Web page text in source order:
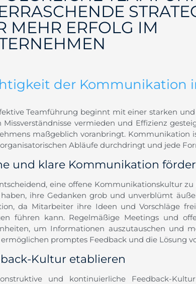
MEHR ERFOLG IM
der Kommunikation
Teamführung beginnt mit einer starken
Missverständnisse vermieden und Effizienz
maßgeblich voranbringt. Kommunikation
Abläufe durchdringt und jede
und klare Kommunikation
eine offene Kommunikationskultur
ihre Gedanken grob und unverblümt
da Mitarbeiter ihre Ideen und Vorschläge
führen kann. Regelmäßige Meetings und
um Informationen auszutauschen und
promptes Feedback und die Lösung
Kultur etablieren
und kontinuierliche Feedback-